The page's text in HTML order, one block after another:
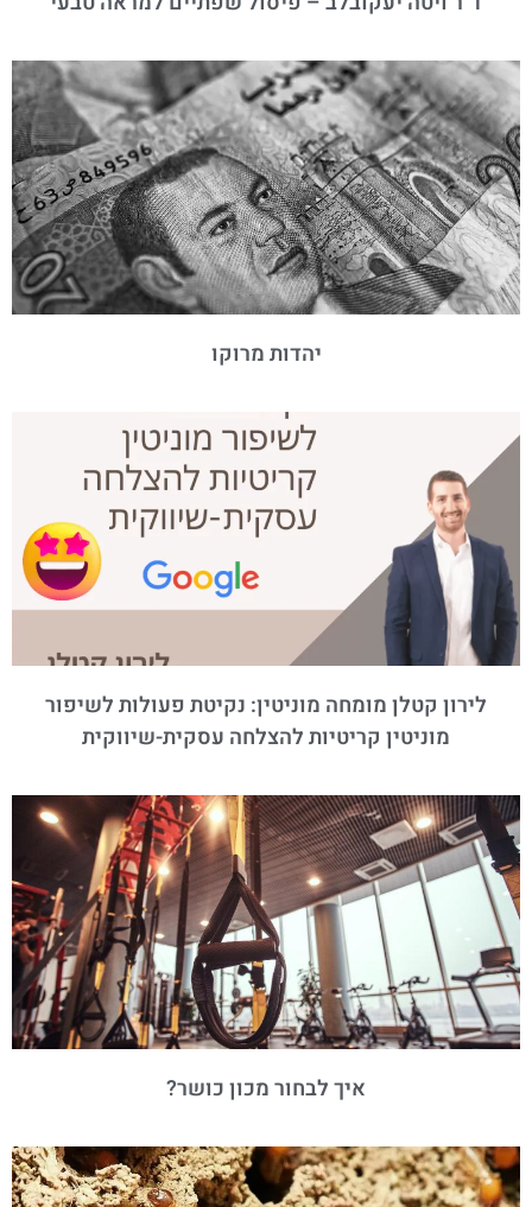
יהדות מרוקו
לירון קטלן מומחה מוניטין: נקיטת פעולות לשיפור
מוניטין קריטיות להצלחה עסקית-שיווקית
איך לבחור מכון כושר?